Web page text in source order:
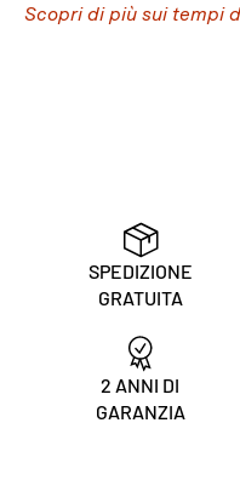
Scopri di più sui tempi
SPEDIZIONE
GRATUITA
2 ANNI DI
GARANZIA